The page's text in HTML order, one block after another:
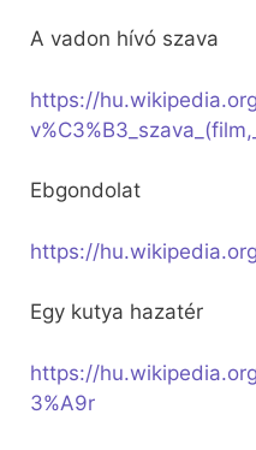
A vadon hívó szava
https://
Ebgondolat
https://
Egy kutya hazatér
https://
3%A9r